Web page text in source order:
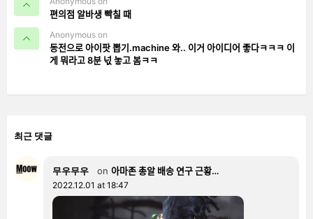
편의점 알바생 빡칠 때
Anonymous on
동전으로 아이팟 뽑기.machine 와.. 이거 아이디어 좋다ㅋㅋㅋ 이
게 뭐라고 8분 넋 놓고 봄ㅋㅋ
최근 댓글
무우무우 on 아마존 총알 배송 연구 근황…
2022.12.01 at 18:47